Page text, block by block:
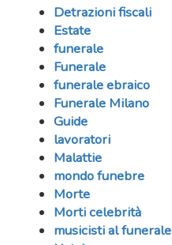
Detrazioni fiscali
Estate
funerale
Funerale
funerale ebraico
Funerale Milano
Guide
lavoratori
Malattie
mondo funebre
Morte
Morti celebrità
musicisti al funerale